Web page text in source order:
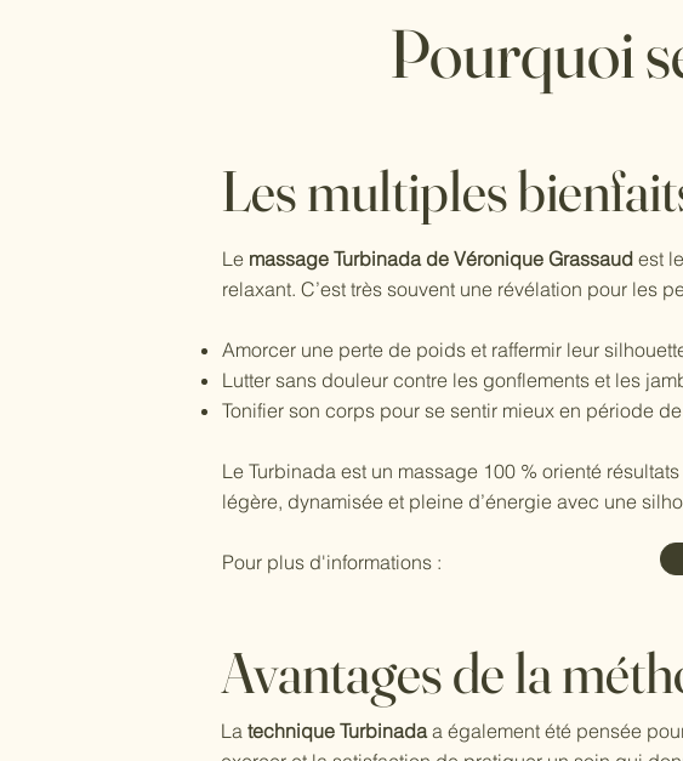
Pourquoi
Les multiples
Le massage Turbinada de Véronique Grassaud est
relaxant. C’est très souvent une révélation pour les
Amorcer une perte de poids et raffermir leur
Lutter sans douleur contre les gonflements et les
Tonifier son corps pour se sentir mieux en période
Le Turbinada est un massage 100 % orienté
légère, dynamisée et pleine d’énergie avec une
Pour plus d'informations :​​​​​​​
Avantages de la
La technique Turbinadaa également été pensée